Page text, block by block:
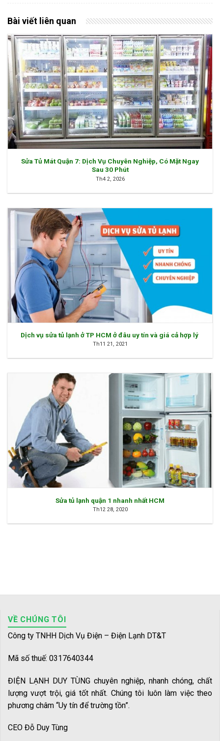
Bài viết liên quan
Sửa Tủ Mát Quận 7: Dịch Vụ Chuyên Nghiệp, Có Mặt Ngay
Sau 30 Phút
Th4 2, 2026
Dịch vụ sửa tủ lạnh ở TP HCM ở đâu uy tín và giá cả hợp lý
Th11 21, 2021
Sửa tủ lạnh quận 1 nhanh nhất HCM
Th12 28, 2020
VỀ CHÚNG TÔI
Công ty TNHH Dịch Vụ Điện – Điện Lạnh DT&T
Mã số thuế: 0317640344
ĐIỆN LẠNH DUY TÙNG chuyên nghiệp, nhanh chóng, chất
lượng vượt trội, giá tốt nhất. Chúng tôi luôn làm việc theo
phương châm “Uy tín để trường tồn”.
CEO Đỗ Duy Tùng